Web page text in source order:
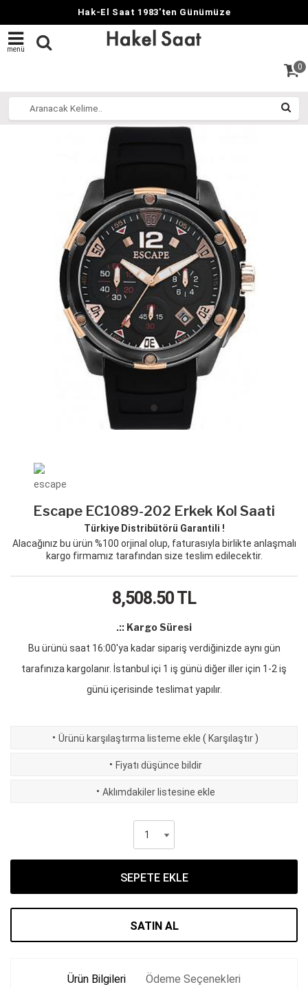
Hak-El Saat 1983'ten Günümüze
menü
0
Escape EC1089-202 Erkek Kol Saati
Türkiye Distribütörü Garantili !
Alacağınız bu ürün %100 orjinal olup, faturasıyla birlikte anlaşmalı
kargo firmamız tarafından size teslim edilecektir.
8,508.50TL
.:: Kargo Süresi
Bu ürünü saat 16:00'ya kadar sipariş verdiğinizde aynı gün
tarafınıza kargolanır. İstanbul içi 1 iş günü diğer iller için 1-2 iş
günü içerisinde teslimat yapılır.
· Ürünü karşılaştırma listeme ekle ( Karşılaştır )
· Fiyatı düşünce bildir
· Aklımdakiler listesine ekle
SEPETE EKLE
SATIN AL
Ürün Bilgileri Ödeme Seçenekleri